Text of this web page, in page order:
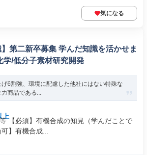
気になる
】第二新卒募集 学んだ知識を活かせま
学/低分子素材研究開発
6割強、環境に配慮した他社にはない特殊な
商品である...
上
【必須】有機合成の知見（学んだことで
】有機合成...